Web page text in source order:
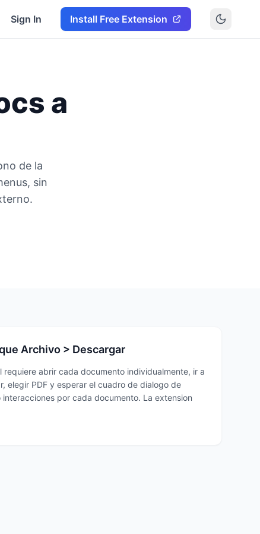
Sign In Install Free Extension
a
de la
sin
Archivo > Descargar
requiere abrir cada documento individualmente, ir a
elegir PDF y esperar el cuadro de dialogo de
por cada documento. La extension